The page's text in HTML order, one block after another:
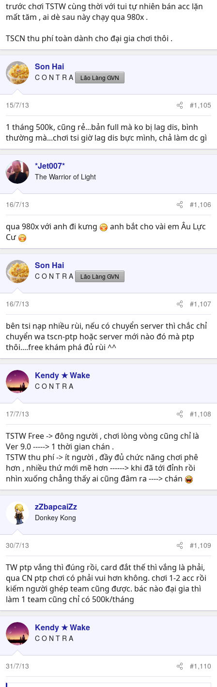
trước chơi TSTW cùng thời với tui tự nhiên bán acc lặn
mất tăm , ai dè sau này chạy qua 980x .
TSCN thu phí toàn dành cho đại gia chơi thôi .
Son Hai
C O N T R A Lão Làng GVN
15/7/13 #1,105
1 tháng 500k, cũng rẻ...bản full mà ko bị lag dis, bình
thường mà...chơi tsi giờ lag dis bực mình, chả làm dc gì
*Jet007*
The Warrior of Light
16/7/13 #1,106
qua 980x với anh đi kưng
anh bắt cho vài em Âu Lực
Cư
Son Hai
C O N T R A Lão Làng GVN
16/7/13 #1,107
bên tsi nạp nhiều rùi, nếu có chuyển server thì chắc chỉ
chuyển wa tscn-ptp hoặc server mới nào đó mà ptp
thôi....free khám phá đủ rùi ^^
Kendy ★ Wake
C O N T R A
17/7/13 #1,108
TSTW Free -> đông người , chơi lòng vòng cũng chỉ là
Ver 9.0 -----> 1 thời gian chán .
TSTW thu phí -> ít người , đầy đủ chức năng chơi phê
hơn , nhiều thứ mới mẽ hơn ------> khi đã tới đỉnh rồi
nhìn xuống chẳng thấy ai cũng đâm ra ----> chán
zZbapcaiZz
Donkey Kong
30/7/13 #1,109
TW ptp vắng thì đúng rồi, card đắt thế thì vắng là phải,
qua CN ptp chơi có phải vui hơn không. chơi 1-2 acc rồi
kiếm người ghép team cũng được. bác nào đại gia thì
làm 1 team cũng chỉ có 500k/tháng
Kendy ★ Wake
C O N T R A
31/7/13 #1,110